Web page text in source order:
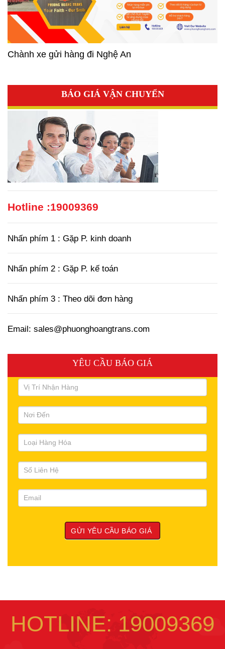
Chành xe gửi hàng đi Nghệ An
BÁO GIÁ VẬN CHUYỂN
Hotline :19009369
Nhấn phím 1 : Gặp P. kinh doanh
Nhấn phím 2 : Gặp P. kế toán
Nhấn phím 3 : Theo dõi đơn hàng
Email: sales@phuonghoangtrans.com
YÊU CẦU BÁO GIÁ
HOTLINE: 19009369